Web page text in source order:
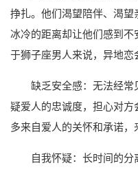
挣扎。他们渴望陪伴、渴
冰冷的距离却让他们感到
于狮子座男人来说，异地恋
缺乏安全感：无法经
疑爱人的忠诚度，担心对
多来自爱人的关怀和承诺，
自我怀疑：长时间的